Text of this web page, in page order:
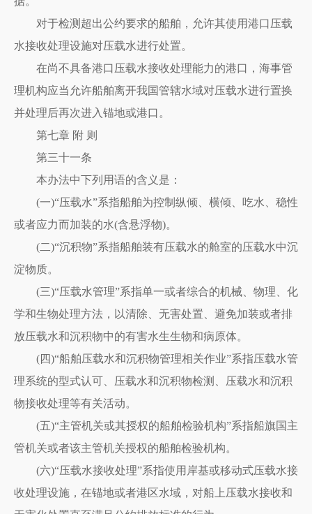
对于检测超出公约要求的船舶，允许其使用港口压载
水接收处理设施对压载水进行处置。
在尚不具备港口压载水接收处理能力的港口，海事管
理机构应当允许船舶离开我国管辖水域对压载水进行置换
并处理后再次进入锚地或港口。
第七章 附 则
第三十一条
本办法中下列用语的含义是：
(一)“压载水”系指船舶为控制纵倾、横倾、吃水、稳性
或者应力而加装的水(含悬浮物)。
(二)“沉积物”系指船舶装有压载水的舱室的压载水中沉
淀物质。
(三)“压载水管理”系指单一或者综合的机械、物理、化
学和生物处理方法，以清除、无害处置、避免加装或者排
放压载水和沉积物中的有害水生生物和病原体。
(四)“船舶压载水和沉积物管理相关作业”系指压载水管
理系统的型式认可、压载水和沉积物检测、压载水和沉积
物接收处理等有关活动。
(五)“主管机关或其授权的船舶检验机构”系指船旗国主
管机关或者该主管机关授权的船舶检验机构。
(六)“压载水接收处理”系指使用岸基或移动式压载水接
收处理设施，在锚地或者港区水域，对船上压载水接收和